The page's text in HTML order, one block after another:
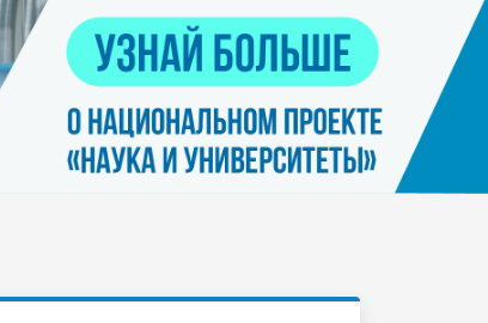
Контакты
Нацпроект "Наука и университеты"